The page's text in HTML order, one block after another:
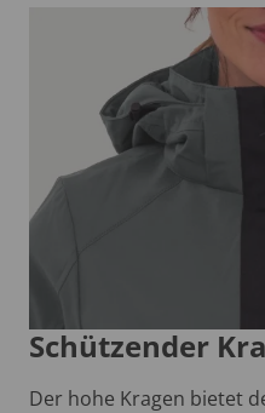
Schützender
Der hohe Kragen bietet